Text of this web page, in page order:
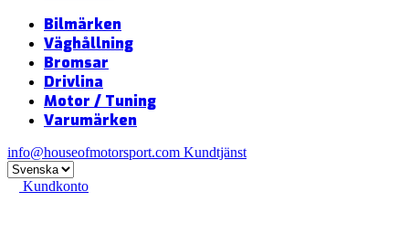
Bilmärken
Väghållning
Bromsar
Drivlina
Motor / Tuning
Varumärken
info@houseofmotorsport.com Kundtjänst
Kundkonto